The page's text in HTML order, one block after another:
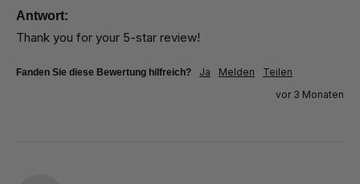
Antwort:
Thank you for your 5-star review!
Fanden Sie diese Bewertung hilfreich? Ja Melden
Teilen
vor 3 Monaten